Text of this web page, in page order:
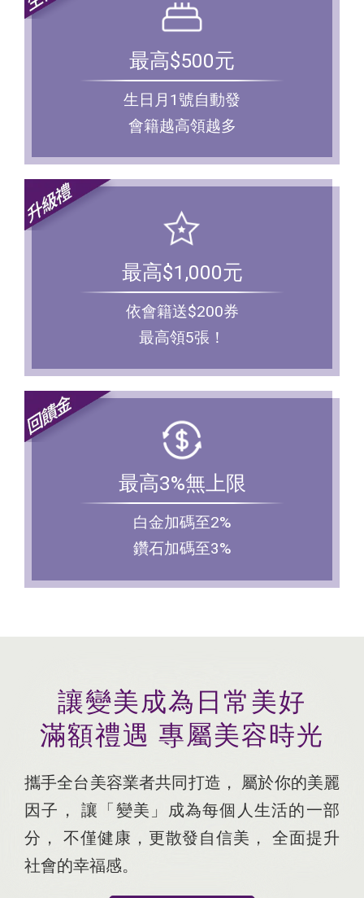
最高$500元
生日月1號自動發
會籍越高領越多
最高$1,000元
依會籍送$200券
最高領5張！
最高3%無上限
白金加碼至2%
鑽石加碼至3%
讓變美成為日常美好
滿額禮遇 專屬美容時光
攜手全台美容業者共同打造 ，
屬於你的美麗
因子 ，
讓「變美」成為每個人生活的一部
分 ， 不僅健康，更散發自信美 ，
全面提升
社會的幸福感。